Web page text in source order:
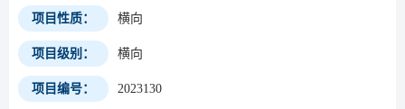
项目性质： 横向
项目级别： 横向
项目编号： 2023130